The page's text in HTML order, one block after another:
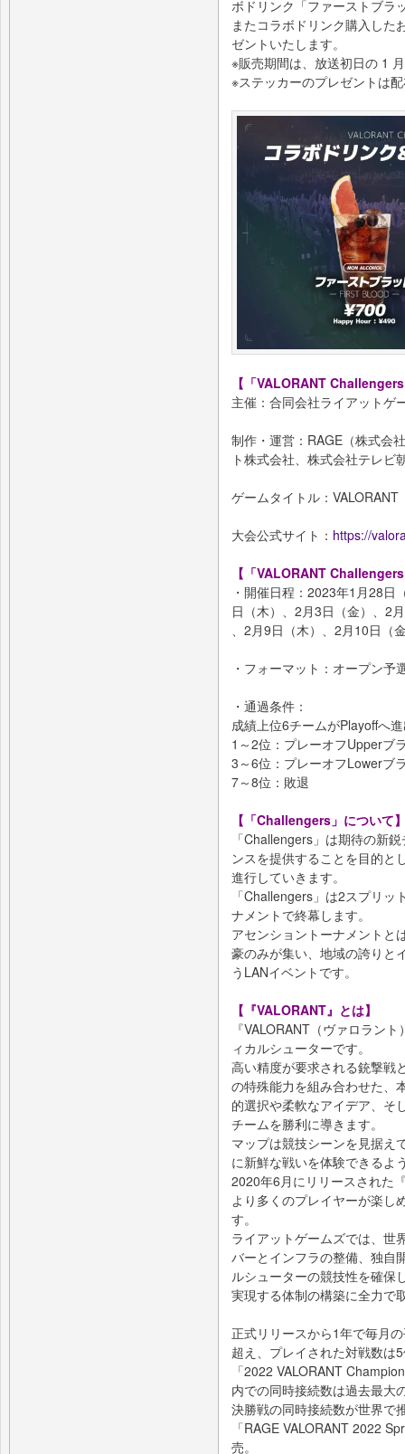
ボドリンク「ファーストブラ
またコラボドリンク購入した
ゼントいたします。
※販売期間は、放送初⽇の 1
※ステッカーのプレゼントは
【「VALORANT
主催：合同会社ライアットゲ
制作・運営：RAGE（株式会
ト株式会社、株式会社テレビ
ゲームタイトル：VALORANT
大会公式サイト： https://
【「VALORANT
・開催日程：2023年1月28
日（木）、2月3日（金）、2
、2月9日（木）、2月10日（
・フォーマット：オープン
・通過条件：
成績上位6チームがPlayoffへ
1～2位：プレーオフUpperブ
3～6位：プレーオフLowerブ
7～8位：敗退
【「Challengers」について
「Challengers」は期待の新
ンスを提供することを目的と
進行していきます。
「Challengers」は2スプリ
ナメントで終幕します。
アセンショントーナメントと
豪のみが集い、地域の誇りと
うLANイベントです。
【『VALORANT』とは】
『VALORANT（ヴァロラン
ィカルシューターです。
高い精度が要求される銃撃戦
の特殊能力を組み合わせた、
的選択や柔軟なアイデア、そ
チームを勝利に導きます。
マップは競技シーンを見据え
に新鮮な戦いを体験できるよ
2020年6月にリリースされた
より多くのプレイヤーが楽し
す。
ライアットゲームズでは、世
バーとインフラの整備、独自
ルシューターの競技性を確保
実現する体制の構築に全力で
正式リリースから1年で毎月
超え、プレイされた対戦数は
「2022 VALORANT
内での同時接続数は過去最大
決勝戦の同時接続数が世界で
「RAGE VALORANT 2022
売。